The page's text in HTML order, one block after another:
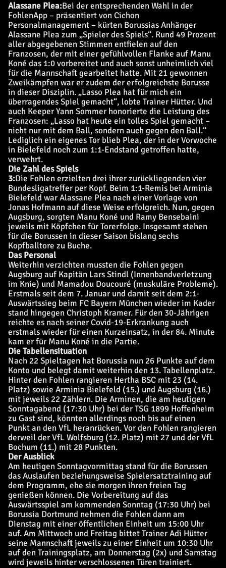
Alassane Plea:Bei der entsprechenden Wahl in der
FohlenApp – präsentiert von Cichon
Personalmanagement – kürten Borussias Anhänger
Alassane Plea zum „Spieler des Spiels“. Rund 49 Prozent
aller abgegebenen Stimmen entfielen auf den
Franzosen, der mit einer gefühlvollen Flanke auf Manu
Koné das 1:0 vorbereitet und auch sonst unheimlich viel
für die Mannschaft gearbeitet hatte. Mit 21 gewonnen
Zweikämpfen war er zudem der erfolgreichste Borusse
in dieser Disziplin. „Lasso Plea hat für mich ein
überragendes Spiel gemacht“, lobte Trainer Hütter. Und
auch Keeper Yann Sommer honorierte die Leistung des
Franzosen: „Lasso hat heute ein tolles Spiel gemacht –
nicht nur mit dem Ball, sondern auch gegen den Ball.“
Lediglich ein eigenes Tor blieb Plea, der in der Vorwoche
in Bielefeld noch zum 1:1-Endstand getroffen hatte,
verwehrt.
Die Zahl des Spiels
3:Die Fohlen erzielten drei ihrer zurückliegenden vier
Bundesligatreffer per Kopf. Beim 1:1-Remis bei Arminia
Bielefeld war Alassane Plea nach einer Vorlage von
Jonas Hofmann auf diese Weise erfolgreich. Nun, gegen
Augsburg, sorgten Manu Koné und Ramy Bensebaini
jeweils mit Köpfchen für Torerfolge. Insgesamt stehen
für die Borussen in dieser Saison bislang sechs
Kopfballtore zu Buche.
Das Personal
Weiterhin verzichten mussten die Fohlen gegen
Augsburg auf Kapitän Lars Stindl (Innenbandverletzung
im Knie) und Mamadou Doucouré (muskuläre Probleme).
Erstmals seit dem 7. Januar und damit seit dem 2:1-
Auswärtssieg beim FC Bayern München wieder im Kader
stand hingegen Christoph Kramer. Für den 30-Jährigen
reichte es nach seiner Covid-19-Erkrankung auch
erstmals wieder für einen Kurzeinsatz, in der 84. Minute
kam er für Manu Koné in die Partie.
Die Tabellensituation
Nach 22 Spieltagen hat Borussia nun 26 Punkte auf dem
Konto und belegt damit weiterhin den 13. Tabellenplatz.
Hinter den Fohlen rangieren Hertha BSC mit 23 (14.
Platz) sowie Arminia Bielefeld (15.) und Augsburg (16.)
mit jeweils 22 Zählern. Die Arminen, die am heutigen
Sonntagabend (17:30 Uhr) bei der TSG 1899 Hoffenheim
zu Gast sind, könnten allerdings noch bis auf einen
Punkt an den VfL heranrücken. Vor den Fohlen rangieren
derweil der VfL Wolfsburg (12. Platz) mit 27 und der VfL
Bochum (11.) mit 28 Punkten.
Der Ausblick
Am heutigen Sonntagvormittag stand für die Borussen
das Auslaufen beziehungsweise Spielersatztraining auf
dem Programm, ehe sie morgen ihren freien Tag
genießen können. Die Vorbereitung auf das
Auswärtsspiel am kommenden Sonntag (17:30 Uhr) bei
Borussia Dortmund nehmen die Fohlen dann am
Dienstag mit einer öffentlichen Einheit um 15:00 Uhr
auf. Am Mittwoch und Freitag bittet Trainer Adi Hütter
seine Mannschaft jeweils zu einer Einheit um 10:30 Uhr
auf den Trainingsplatz, am Donnerstag (2x) und Samstag
wird jeweils hinter verschlossenen Türen trainiert.